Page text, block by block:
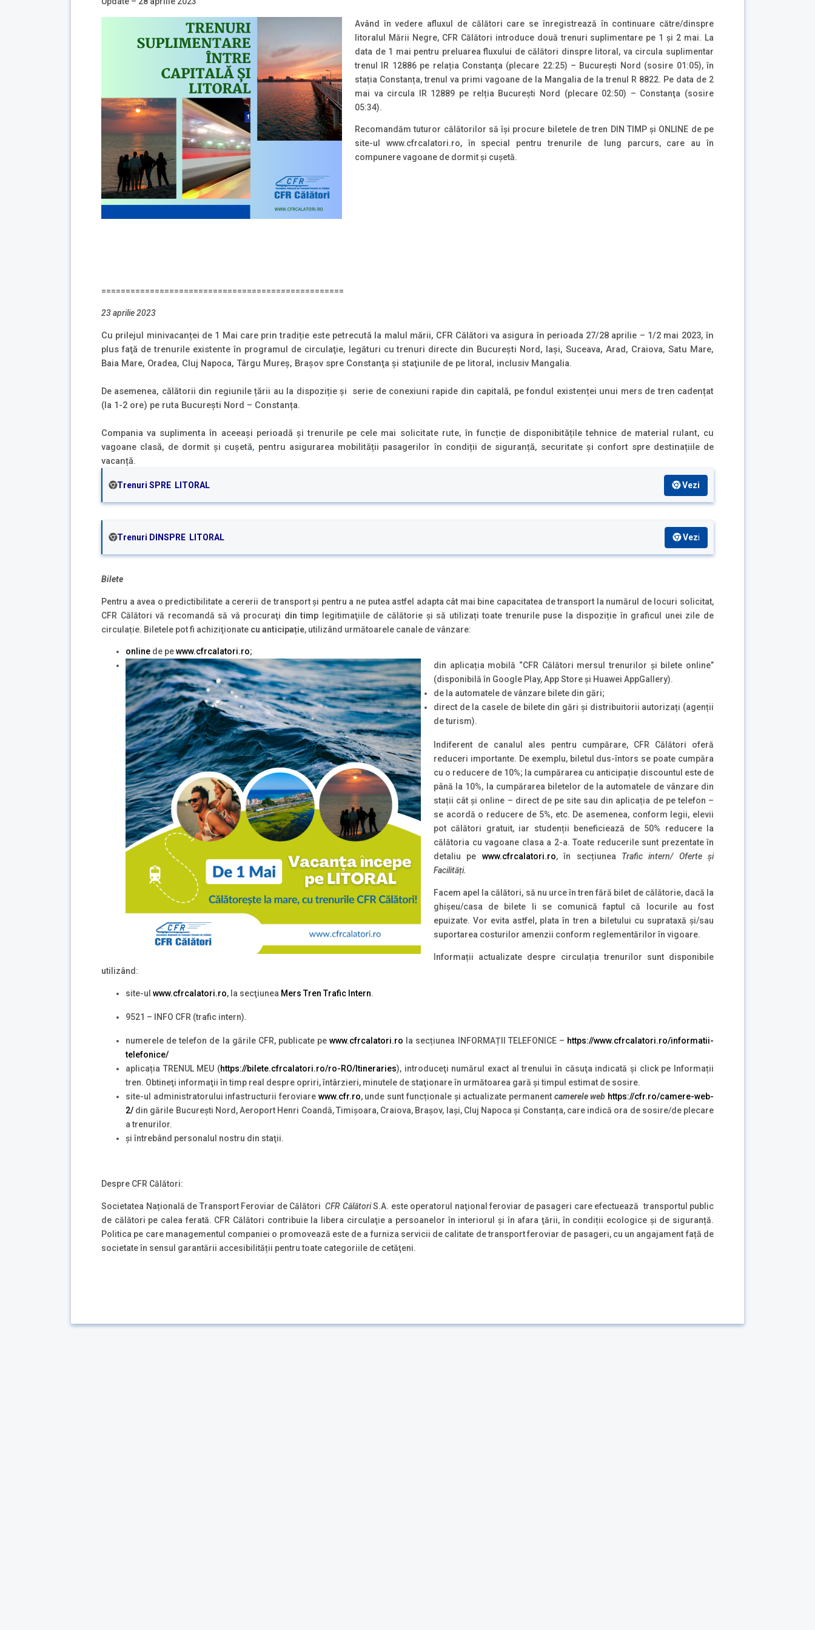
Având în vedere afluxul de călători care se înregistrează în continuare către/dinspre
litoralul Mării Negre, CFR Călători introduce două trenuri suplimentare pe 1 și 2 mai. La
data de 1 mai pentru preluarea fluxului de călători dinspre litoral, va circula suplimentar
trenul IR 12886 pe relația Constanţa (plecare 22:25) – Bucureşti Nord (sosire 01:05), în
stația Constanța, trenul va primi vagoane de la Mangalia de la trenul R 8822. Pe data de 2
mai va circula IR 12889 pe relția Bucureşti Nord (plecare 02:50) – Constanţa (sosire
05:34).
Recomandăm tuturor călătorilor să își procure biletele de tren DIN TIMP și ONLINE de pe
site-ul www.cfrcalatori.ro, în special pentru trenurile de lung parcurs, care au în
compunere vagoane de dormit și cușetă.
==================================================
23 aprilie 2023
Cu prilejul minivacanței de 1 Mai care prin tradiție este petrecută la malul mării, CFR Călători va asigura în perioada 27/28 aprilie – 1/2 mai 2023, în
plus faţă de trenurile existente în programul de circulaţie, legături cu trenuri directe din Bucureşti Nord, Iaşi, Suceava, Arad, Craiova, Satu Mare,
Baia Mare, Oradea, Cluj Napoca, Târgu Mureș, Brașov spre Constanţa și staţiunile de pe litoral, inclusiv Mangalia.
De asemenea, călătorii din regiunile țării au la dispoziție și serie de conexiuni rapide din capitală, pe fondul existenței unui mers de tren cadențat
(la 1-2 ore) pe ruta București Nord – Constanța.
Compania va suplimenta în aceeași perioadă și trenurile pe cele mai solicitate rute, în funcție de disponibitățile tehnice de material rulant, cu
vagoane clasă, de dormit și cușetă, pentru asigurarea mobilității pasagerilor în condiții de siguranță, securitate și confort spre destinațiile de
vacanță.
Trenuri SPRE LITORAL Vezi
Trenuri DINSPRE LITORAL Vezi
Bilete
Pentru a avea o predictibilitate a cererii de transport și pentru a ne putea astfel adapta cât mai bine capacitatea de transport la numărul de locuri solicitat,
CFR Călători vă recomandă să vă procuraţi din timp legitimaţiile de călătorie și să utilizați toate trenurile puse la dispoziție în graficul unei zile de
circulație. Biletele pot fi achiziţionate cu anticipație, utilizând următoarele canale de vânzare:
online de pewww.cfrcalatori.ro;
din aplicația mobilă “CFR Călători mersul trenurilor și bilete online”
(disponibilă în Google Play, App Store și Huawei AppGallery).
de la automatele de vânzare bilete din gări;
direct de la casele de bilete din gări și distribuitorii autorizați (agenții
de turism).
Indiferent de canalul ales pentru cumpărare, CFR Călători oferă
reduceri importante. De exemplu, biletul dus-întors se poate cumpăra
cu o reducere de 10%; la cumpărarea cu anticipație discountul este de
până la 10%, la cumpărarea biletelor de la automatele de vânzare din
stații cât și online – direct de pe site sau din aplicația de pe telefon –
se acordă o reducere de 5%, etc. De asemenea, conform legii, elevii
pot călători gratuit, iar studenții beneficiează de 50% reducere la
călătoria cu vagoane clasa a 2-a. Toate reducerile sunt prezentate în
detaliu pe www.cfrcalatori.ro, în secțiunea Trafic intern/ Oferte și
Facilități.
Facem apel la călători, să nu urce în tren fără bilet de călătorie, dacă la
ghișeu/casa de bilete li se comunică faptul că locurile au fost
epuizate. Vor evita astfel, plata în tren a biletului cu suprataxă și/sau
suportarea costurilor amenzii conform reglementărilor în vigoare.
Informații actualizate despre circulația trenurilor sunt disponibile
utilizând:
site-ul www.cfrcalatori.ro, la secţiunea Mers Tren Trafic Intern.
9521 – INFO CFR (trafic intern).
numerele de telefon de la gările CFR, publicate pewww.cfrcalatori.ro la secțiunea INFORMAȚII TELEFONICE – https://www.cfrcalatori.ro/informatii-
telefonice/
aplicația TRENUL MEU (https://bilete.cfrcalatori.ro/ro-RO/Itineraries), introduceţi numărul exact al trenului în căsuţa indicată şi click pe Informații
tren. Obtineţi informaţii în timp real despre opriri, întârzieri, minutele de staţionare în următoarea gară şi timpul estimat de sosire.
site-ul administratorului infastructurii feroviare www.cfr.ro, unde sunt funcționale și actualizate permanent camerele web https://cfr.ro/camere-web-
2/ din gările București Nord, Aeroport Henri Coandă, Timișoara, Craiova, Brașov, Iași, Cluj Napoca și Constanța, care indică ora de sosire/de plecare
a trenurilor.
şi întrebând personalul nostru din staţii.
Despre CFR Călători:
Societatea Națională de Transport Feroviar de CălătoriCFR CălătoriS.A. este operatorul naţional feroviar de pasageri care efectuează transportul public
de călători pe calea ferată. CFR Călători contribuie la libera circulaţie a persoanelor în interiorul şi în afara ţării, în condiții ecologice și de siguranță.
Politica pe care managementul companiei o promovează este de a furniza servicii de calitate de transport feroviar de pasageri, cu un angajament față de
societate în sensul garantării accesibilității pentru toate categoriile de cetăţeni.